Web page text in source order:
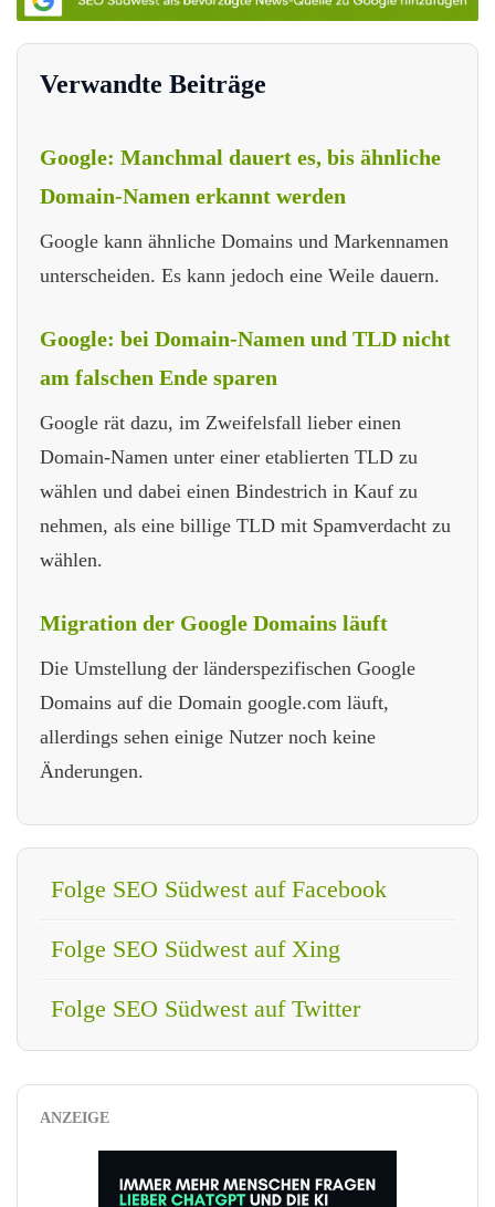
Verwandte Beiträge
Google: Manchmal dauert es, bis ähnliche
Domain-Namen erkannt werden
Google kann ähnliche Domains und Markennamen
unterscheiden. Es kann jedoch eine Weile dauern.
Google: bei Domain-Namen und TLD nicht
am falschen Ende sparen
Google rät dazu, im Zweifelsfall lieber einen
Domain-Namen unter einer etablierten TLD zu
wählen und dabei einen Bindestrich in Kauf zu
nehmen, als eine billige TLD mit Spamverdacht zu
wählen.
Migration der Google Domains läuft
Die Umstellung der länderspezifischen Google
Domains auf die Domain google.com läuft,
allerdings sehen einige Nutzer noch keine
Änderungen.
Folge SEO Südwest auf Facebook
Folge SEO Südwest auf Xing
Folge SEO Südwest auf Twitter
ANZEIGE